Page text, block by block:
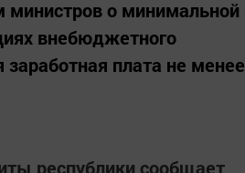
министров о минимальной
внебюджетного
плата не менее
республики сообщает,